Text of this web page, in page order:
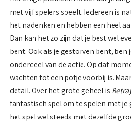
met vijf spelers speelt. Iedereen is
het nadenken en hebben een heel
Dan kan het zo zijn dat je best wel
bent. Ook als je gestorven bent, ben
onderdeel van de actie. Op dat
wachten tot een potje voorbij is.
detail. Over het grote geheel is
fantastisch spel om te spelen met je
het spel wel steeds met dezelfde